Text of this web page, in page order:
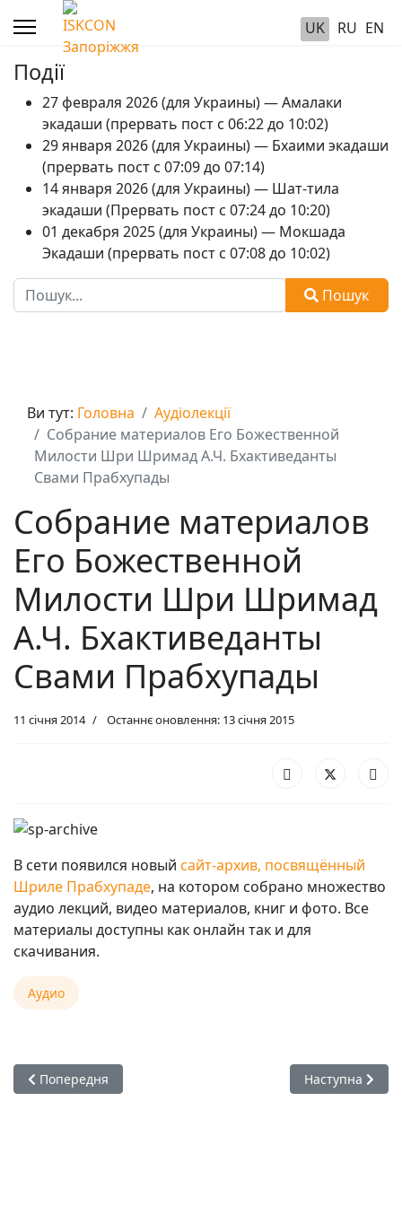
UK RU EN
Події
27 февраля 2026 (для Украины) — Амалаки
экадаши (прервать пост с 06:22 до 10:02)
29 января 2026 (для Украины) — Бхаими экадаши
(прервать пост с 07:09 до 07:14)
14 января 2026 (для Украины) — Шат-тила
экадаши (Прервать пост с 07:24 до 10:20)
01 декабря 2025 (для Украины) — Мокшада
Экадаши (прервать пост с 07:08 до 10:02)
Пошук
Пошук
Ви тут: Головна
Аудіолекції
Собрание материалов Его Божественной
Милости Шри Шримад А.Ч. Бхактиведанты
Свами Прабхупады
Собрание материалов
Его Божественной
Милости Шри Шримад
А.Ч. Бхактиведанты
Свами Прабхупады
11 січня 2014 Останнє оновлення: 13 січня 2015
В сети появился новый сайт-архив, посвящённый
Шриле Прабхупаде, на котором собрано множество
аудио лекций, видео материалов, книг и фото. Все
материалы доступны как онлайн так и для
скачивания.
Аудио
Попередня стаття: Архив лекций Е.С. Бхактиведанта
Попередня Наступна
Наступна